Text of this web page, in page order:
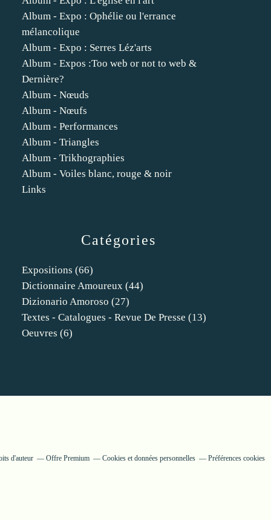
Catégories
Expositions (66)
Dictionnaire Amoureux (44)
Dizionario Amoroso (27)
Textes - Catalogues - Revue De Presse (13)
Oeuvres (6)
Album - Expo : Ophélie ou l'errance
mélancolique
Album - Expo : Serres Léz'arts
Album - Expos :Too web or not to web &
Dernière?
Album - Nœuds
Album - Nœufs
Album - Performances
Album - Triangles
Album - Trikhographies
Album - Voiles blanc, rouge & noir
Links
d'auteur Offre Premium Cookies et données personnelles Préférences cookies